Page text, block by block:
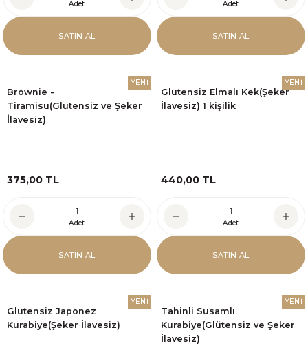
Adet
SATIN AL
Adet
SATIN AL
YENİ
Brownie -
Tiramisu(Glutensiz ve Şeker
İlavesiz)
375,00 TL
Adet
SATIN AL
YENİ
Glutensiz Elmalı Kek(Şeker
İlavesiz) 1 kişilik
440,00 TL
Adet
SATIN AL
YENİ
Glutensiz Japonez
Kurabiye(Şeker İlavesiz)
YENİ
Tahinli Susamlı
Kurabiye(Glütensiz ve Şeker
İlavesiz)